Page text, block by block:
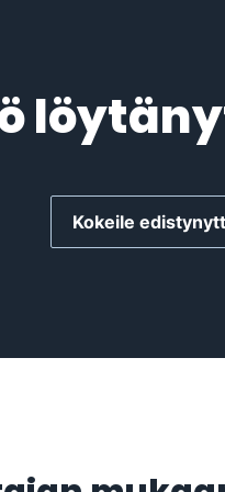
Kokeile